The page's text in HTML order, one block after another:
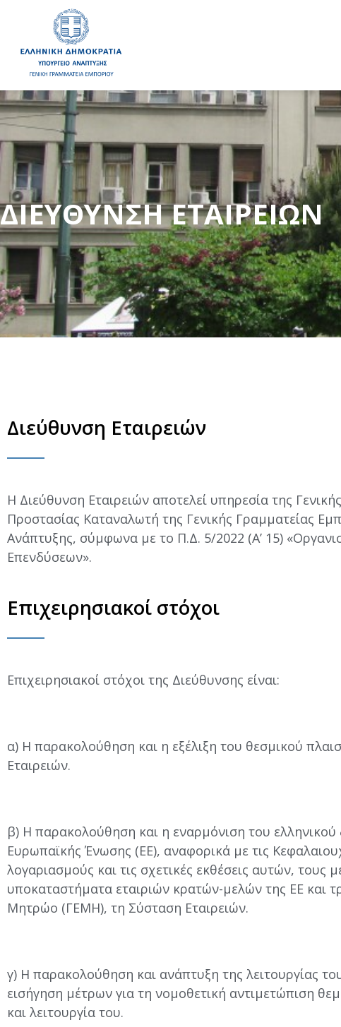
ΔΙΕΎΘΥΝΣΗ ΕΤΑΙΡΕΙΏΝ
Διεύθυνση Εταιρειών
Η Διεύθυνση Εταιρειών αποτελεί υπηρεσία της
Προστασίας Καταναλωτή της Γενικής Γραμματείας
Ανάπτυξης, σύμφωνα με το Π.Δ. 5/2022 (Α’ 15)
Επενδύσεων».
Επιχειρησιακοί στόχοι
Επιχειρησιακοί στόχοι της Διεύθυνσης είναι:
α) H παρακολούθηση και η εξέλιξη του θεσμικού
Εταιρειών.
β) Η παρακολούθηση και η εναρμόνιση του ελληνικού
Ευρωπαϊκής Ένωσης (ΕΕ), αναφορικά με τις
λογαριασμούς και τις σχετικές εκθέσεις αυτών, τους
υποκαταστήματα εταιριών κρατών-μελών της ΕΕ και
Μητρώο (ΓΕΜΗ), τη Σύσταση Εταιρειών.
γ) Η παρακολούθηση και ανάπτυξη της λειτουργίας
εισήγηση μέτρων για τη νομοθετική αντιμετώπιση
και λειτουργία του.